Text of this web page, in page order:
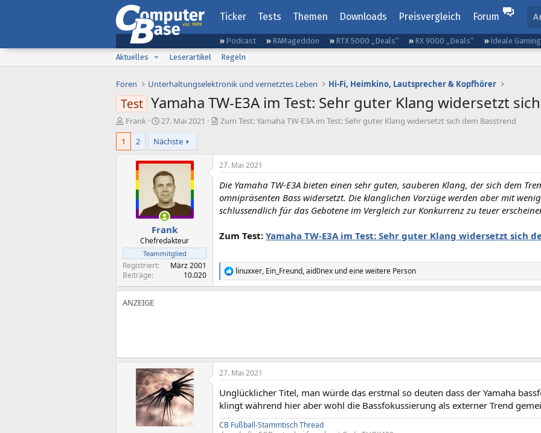
Ticker Tests Themen Downloads Preisvergleich Forum
Podcast RAMageddon RTX 5000 „Deals“ RX 9000 „Deals“
Ideale
Aktuelles
Leserartikel Regeln
Foren Unterhaltungselektronik und vernetztes Leben Hi-Fi, Heimkino, Lautsprecher & Kopfhörer
Test Yamaha TW-E3A im Test: Sehr guter Klang widersetzt
E
r
t
Frank
E
r
s
t
e
l
l
t
a
m
27. Mai 2021
Zum Test: Yamaha TW-E3A im Test: Sehr guter Klang widersetzt sich dem Basstrend
1
2 Nächste
Frank
Chefredakteur
Teammitglied
Registriert
März 2001
Beiträge
10.020
27. Mai 2021
Die Yamaha TW-E3A bieten einen sehr guten, sauberen Klang, der sich dem
omnipräsenten Bass widersetzt. Die klanglichen Vorzüge werden aber mit
schlussendlich für das Gebotene im Vergleich zur Konkurrenz zu teuer
Zum Test: Yamaha TW-E3A im Test: Sehr guter Klang widersetzt sich
R
e
a
n
:
linuxxer, Ein_Freund,aid0nex und eine weitere Person
27. Mai 2021
Unglücklicher Titel, man würde das erstmal so deuten dass der Yamaha
klingt während hier aber wohl die Bassfokussierung als externer Trend
CB Fußball-Stammtisch Thread